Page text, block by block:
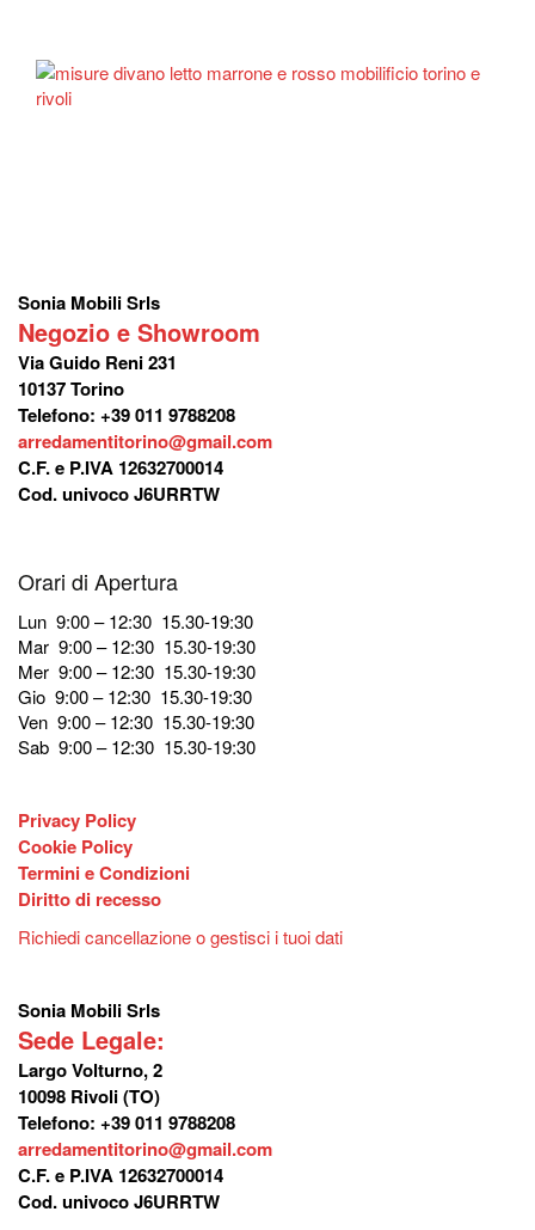
Sonia Mobili Srls
Negozio e Showroom
Via Guido Reni 231
10137 Torino
Telefono: +39 011 9788208
arredamentitorino@gmail.com
C.F. e P.IVA 12632700014
Cod. univoco J6URRTW
Orari di Apertura
Lun 9:00 – 12:30 15.30-19:30
Mar 9:00 – 12:30 15.30-19:30
Mer 9:00 – 12:30 15.30-19:30
Gio 9:00 – 12:30 15.30-19:30
Ven 9:00 – 12:30 15.30-19:30
Sab 9:00 – 12:30 15.30-19:30
Privacy Policy
Cookie Policy
Termini e Condizioni
Diritto di recesso
Richiedi cancellazione o gestisci i tuoi dati
Sonia Mobili Srls
Sede Legale:
Largo Volturno, 2
10098 Rivoli (TO)
Telefono: +39 011 9788208
arredamentitorino@gmail.com
C.F. e P.IVA 12632700014
Cod. univoco J6URRTW